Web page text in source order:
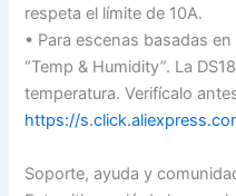
respeta el límite de 10A.
• Para escenas basadas
“Temp & Humidity”. La
temperatura. Verifícalo
https://
Soporte, ayuda y